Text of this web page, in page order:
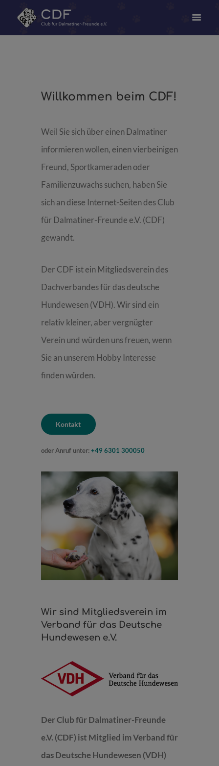
Willkommen beim CDF!
Weil Sie sich über einen Dalmatiner
informieren wollen, einen vierbeinigen
Freund, Sportkameraden oder
Familienzuwachs suchen, haben Sie
sich an diese Internet-Seiten des Club
für Dalmatiner-Freunde e.V. (CDF)
gewandt.
Der CDF ist ein Mitgliedsverein des
Dachverbandes für das deutsche
Hundewesen (VDH). Wir sind ein
relativ kleiner, aber vergnügter
Verein und würden uns freuen, wenn
Sie an unserem Hobby Interesse
finden würden.
Kontakt
oder Anruf unter:+49 6301 300050
Wir sind Mitgliedsverein im
Verband für das Deutsche
Hundewesen e.V.
Der Club für Dalmatiner-Freunde
e.V. (CDF) ist Mitglied im Verband für
das Deutsche Hundewesen (VDH)